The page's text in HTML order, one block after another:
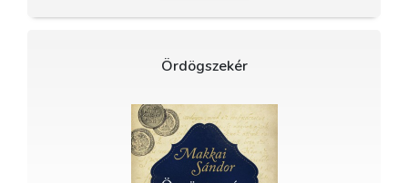
Ördögszekér